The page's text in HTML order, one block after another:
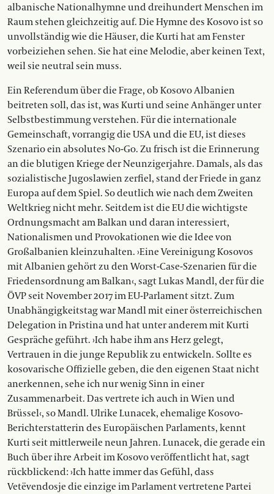
albanische Nationalhymne und dreihundert Menschen im
Raum stehen gleichzeitig auf. Die Hymne des Kosovo ist so
unvollständig wie die Häuser, die Kurti hat am Fenster
vorbeiziehen sehen. Sie hat eine Melodie, aber keinen Text,
weil sie neutral sein muss.
Ein Referendum über die Frage, ob Kosovo Albanien
beitreten soll, das ist, was Kurti und seine Anhänger unter
Selbstbestimmung verstehen. Für die internationale
Gemeinschaft, vorrangig die USA und die EU, ist dieses
Szenario ein absolutes No-Go. Zu frisch ist die Erinnerung
an die blutigen Kriege der Neunzigerjahre. Damals, als das
sozialistische Jugoslawien zerfiel, stand der Friede in ganz
Europa auf dem Spiel. So deutlich wie nach dem Zweiten
Weltkrieg nicht mehr. Seitdem ist die EU die wichtigste
Ordnungs­macht am Balkan und daran interessiert,
Nationalismen und Provokationen wie die Idee von
Großalbanien kleinzuhalten. ›Eine Vereinigung Kosovos
mit Albanien gehört zu den Worst-Case-Szenarien für die
Friedensordnung am Balkan‹, sagt Lukas Mandl, der für die
ÖVP seit November 2017 im EU-Parlament sitzt. Zum
Unabhängigkeitstag war Mandl mit einer österreichischen
Delegation in Pristina und hat unter anderem mit Kurti
Gespräche geführt. ›Ich habe ihm ans Herz gelegt,
Vertrauen in die junge Republik zu entwickeln. Sollte es
kosovarische Offizielle geben, die den eigenen Staat nicht
anerkennen, sehe ich nur wenig Sinn in einer
Zusammenarbeit. Das vertrete ich auch in Wien und
Brüssel‹, so Mandl. Ulrike Lunacek, ehemalige Kosovo-
Berichterstatterin des Europäischen Parlaments, kennt
Kurti seit mittlerweile neun Jahren. Lunacek, die gerade ein
Buch über ihre Arbeit im Kosovo veröffentlicht hat, sagt
rückblickend: ›Ich hatte immer das Gefühl, dass
Vetëvendosje die einzige im Parlament vertretene Partei